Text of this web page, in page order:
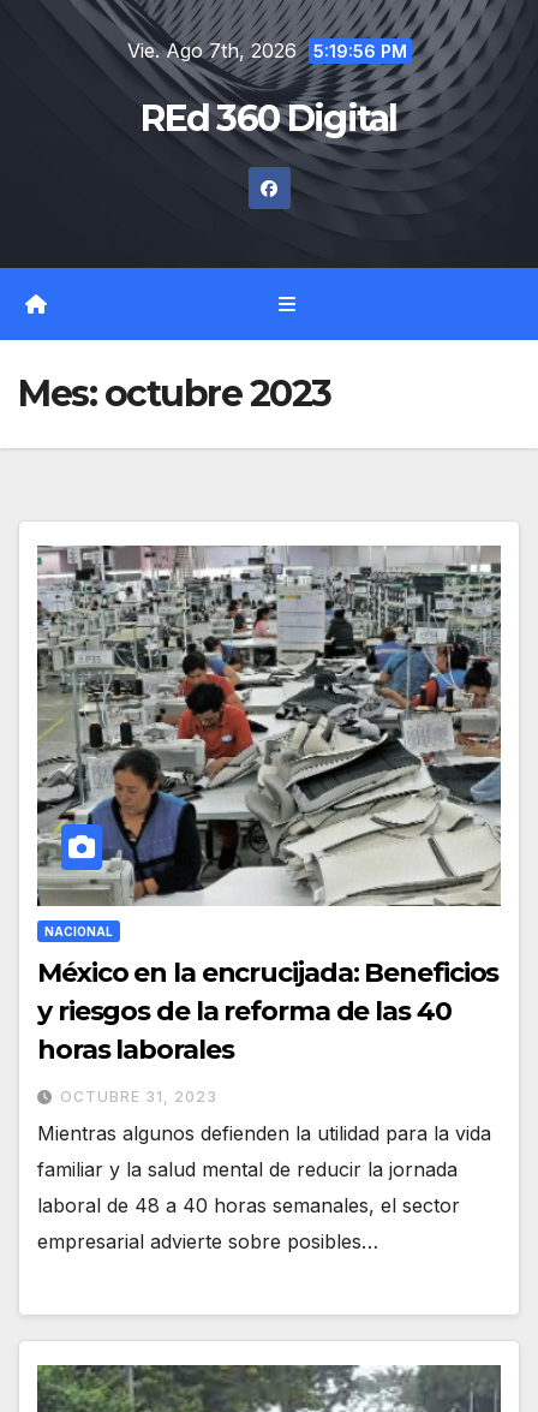
Vie. Ago 7th, 2026 5:19:57 PM
REd 360 Digital
Mes:octubre 2023
NACIONAL
México en la encrucijada: Beneficios
y riesgos de la reforma de las 40
horas laborales
OCTUBRE 31, 2023
Mientras algunos defienden la utilidad para la vida
familiar y la salud mental de reducir la jornada
laboral de 48 a 40 horas semanales, el sector
empresarial advierte sobre posibles…